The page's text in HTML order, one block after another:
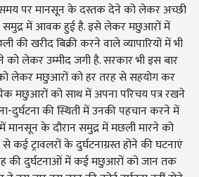
पर मानसून के दस्तक देने को लेकर अच्छी
समुद्र में आवक हुई है. इसे लेकर मछुआरों में
की खरीद बिक्री करने वाले व्यापारियों में भी
लेकर उम्मीद जगी है. सरकार भी इस बार
लेकर मछुआरों को हर तरह से सहयोग कर
मछुआरों को साथ में अपना परिचय पत्र रखने
दुर्घटना की स्थिती में उनकी पहचान करने में
मानसून के दौरान समुद्र में मछली मारने को
ट्रावलरों के दुर्घटनाग्रस्त होने की घटनाएं
की दुर्घटनाओं में कई मछुआरों को जान तक